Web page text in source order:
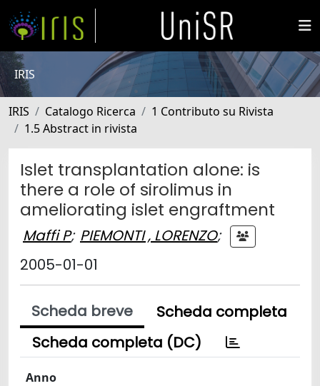
IRIS
IRIS Catalogo Ricerca
1 Contributo su Rivista
1.5 Abstract in rivista
Islet transplantation alone: is
there a role of sirolimus in
ameliorating islet engraftment
Maffi P; PIEMONTI , LORENZO;
2005-01-01
Scheda breve
Scheda completa
Scheda completa (DC)
Anno